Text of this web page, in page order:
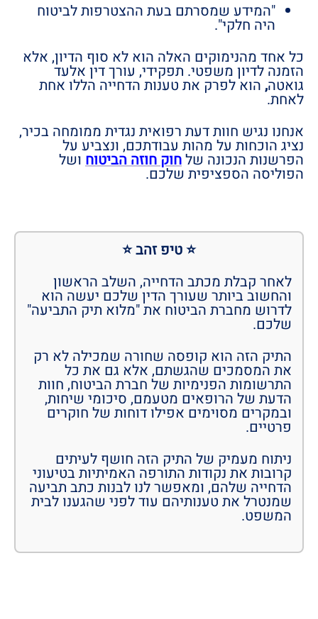
"המידע שמסרתם בעת ההצטרפות לביטוח
היה חלקי".
כל אחד מהנימוקים האלה הוא לא סוף הדיון, אלא
הזמנה לדיון משפטי. תפקידי, עורך דין אלעד
גואטה, הוא לפרק את טענות הדחייה הללו אחת
לאחת.
אנחנו נגיש חוות דעת רפואית נגדית ממומחה בכיר,
נציג הוכחות על מהות עבודתכם, ונצביע על
הפרשנות הנכונה שלחוק חוזההביטוח ושל
הפוליסה הספציפית שלכם.
⭐ טיפ זהב ⭐
לאחר קבלת מכתב הדחייה, השלב הראשון
והחשוב ביותר שעורך הדין שלכם יעשה הוא
לדרוש מחברת הביטוח את "מלוא תיק התביעה"
שלכם.
התיק הזה הוא קופסה שחורה שמכילה לא רק
את המסמכים שהגשתם, אלא גם את כל
התרשומות הפנימיות של חברת הביטוח, חוות
הדעת של הרופאים מטעמם, סיכומי שיחות,
ובמקרים מסוימים אפילו דוחות של חוקרים
פרטיים.
ניתוח מעמיק של התיק הזה חושף לעיתים
קרובות את נקודות התורפה האמיתיות בטיעוני
הדחייה שלהם, ומאפשר לנו לבנות כתב תביעה
שמנטרל את טענותיהם עוד לפני שהגענו לבית
המשפט.